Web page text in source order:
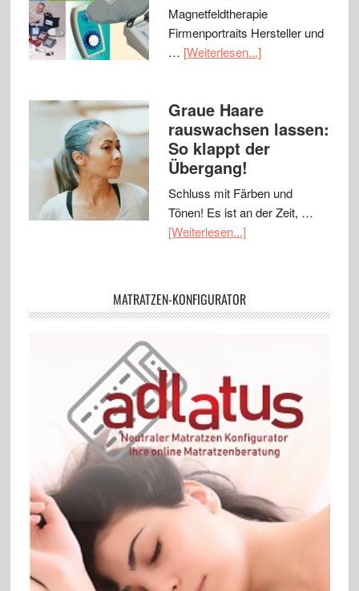
Magnetfeldtherapie
Firmenportraits Hersteller und
… [Weiterlesen...]
Graue Haare
rauswachsen lassen:
So klappt der
Übergang!
Schluss mit Färben und
Tönen! Es ist an der Zeit, …
[Weiterlesen...]
MATRATZEN-KONFIGURATOR